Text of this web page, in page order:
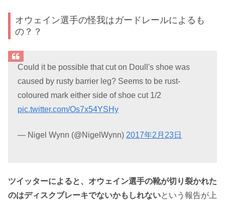
オウェイン選手の怪我はガードレールによるも
の？？
Could it be possible that cut on Doull's shoe was
caused by rusty barrier leg? Seems to be rust-
coloured mark either side of shoe cut 1/2
pic.twitter.com/Os7x54YSHy
— Nigel Wynn (@NigelWynn) 2017年2月23日
ツイッターによると、オウェイン選手の靴が切り裂かれた
のはディスクブレーキでないかもしれないという報告が上